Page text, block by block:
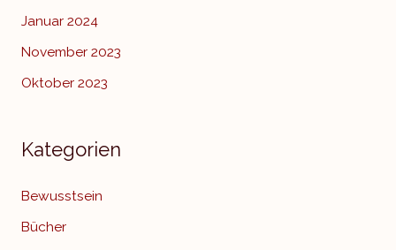
Januar 2024
November 2023
Oktober 2023
Kategorien
Bewusstsein
Bücher